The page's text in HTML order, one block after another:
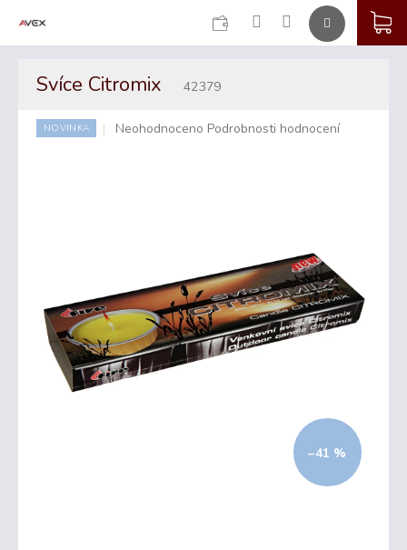
CZK
Svíce Citromix 42379
NOVINKA
Průměrné
Neohodnoceno Podrobnosti hodnocení
–41 %